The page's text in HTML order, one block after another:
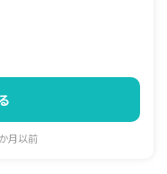
月以前